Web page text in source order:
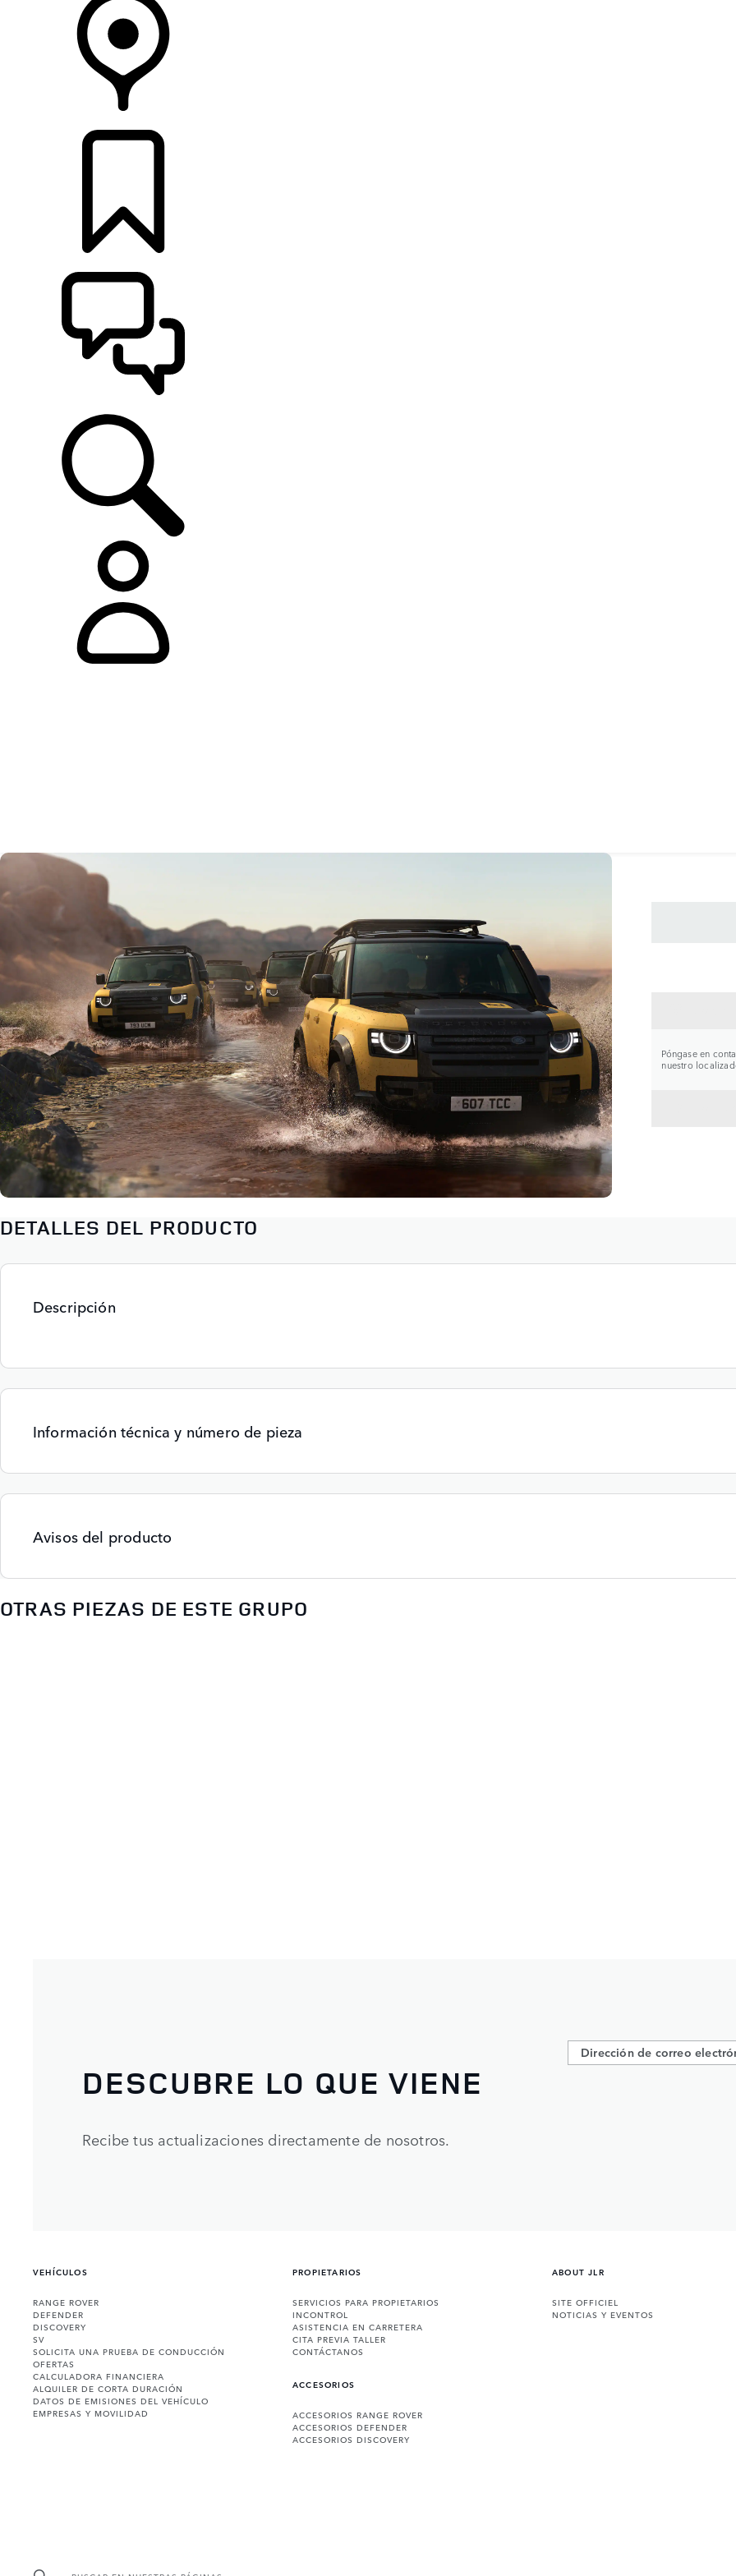
Póngase en
nuestro
DETALLES DEL PRODUCTO
Descripción
Información técnica y número de pieza
Avisos del producto
OTRAS PIEZAS DE ESTE GRUPO
DESCUBRE LO QUE VIENE
Recibe tus actualizaciones directamente de nosotros.
VEHÍCULOS
RANGE ROVER
DEFENDER
DISCOVERY
SV
SOLICITA UNA PRUEBA DE CONDUCCIÓN
OFERTAS
CALCULADORA FINANCIERA
ALQUILER DE CORTA DURACIÓN
DATOS DE EMISIONES DEL VEHÍCULO
EMPRESAS Y MOVILIDAD
PROPIETARIOS
SERVICIOS PARA PROPIETARIOS
INCONTROL
ASISTENCIA EN CARRETERA
CITA PREVIA TALLER
CONTÁCTANOS
ACCESORIOS
ACCESORIOS RANGE ROVER
ACCESORIOS DEFENDER
ACCESORIOS DISCOVERY
ABOUT JLR
SITE OFFICIEL
NOTICIAS Y EVENTOS